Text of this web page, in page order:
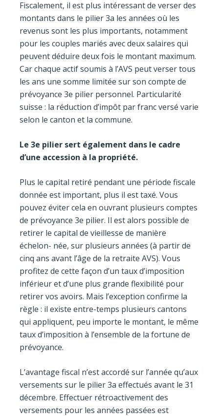
Fiscalement, il est plus intéressant de verser des
montants dans le pilier 3a les années où les
revenus sont les plus importants, notamment
pour les couples mariés avec deux salaires qui
peuvent déduire deux fois le montant maximum.
Car chaque actif soumis à l’AVS peut verser tous
les ans une somme limitée sur son compte de
prévoyance 3e pilier personnel. Particularité
suisse : la réduction d’impôt par franc versé varie
selon le canton et la commune.
Le 3e pilier sert également dans le cadre
d’une accession à la propriété.
Plus le capital retiré pendant une période fiscale
donnée est important, plus il est taxé. Vous
pouvez éviter cela en ouvrant plusieurs comptes
de prévoyance 3e pilier. Il est alors possible de
retirer le capital de vieillesse de manière
échelon- née, sur plusieurs années (à partir de
cinq ans avant l’âge de la retraite AVS). Vous
profitez de cette façon d’un taux d’imposition
inférieur et d’une plus grande flexibilité pour
retirer vos avoirs. Mais l’exception confirme la
règle : il existe entre-temps plusieurs cantons
qui appliquent, peu importe le montant, le même
taux d’imposition à l’ensemble de la fortune de
prévoyance.
L’avantage fiscal n’est accordé sur l’année qu’aux
versements sur le pilier 3a effectués avant le 31
décembre. Effectuer rétroactivement des
versements pour les années passées est